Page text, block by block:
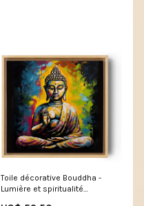
Toile décorative Bouddha -
Lumière et spiritualité